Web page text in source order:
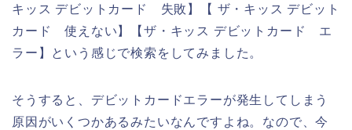
キッス デビットカード 失敗】【 ザ・キッス デビット
カード 使えない】【ザ・キッス デビットカード エ
ラー】という感じで検索をしてみました。
そうすると、デビットカードエラーが発生してしまう
原因がいくつかあるみたいなんですよね。なので、今